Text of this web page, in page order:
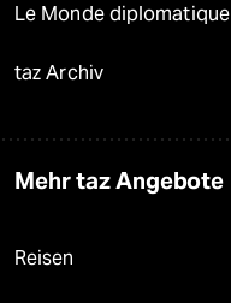
Le Monde diplomatique
taz Archiv
Mehr taz Angebote
Reisen